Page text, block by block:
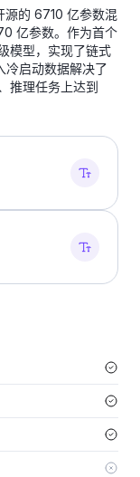
的 6710 亿参数混
亿参数。作为首个
模型，实现了链式
冷启动数据解决了
推理任务上达到